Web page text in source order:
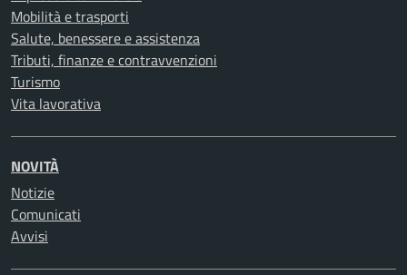
Mobilità e trasporti
Salute, benessere e assistenza
Tributi, finanze e contravvenzioni
Turismo
Vita lavorativa
NOVITÀ
Notizie
Comunicati
Avvisi